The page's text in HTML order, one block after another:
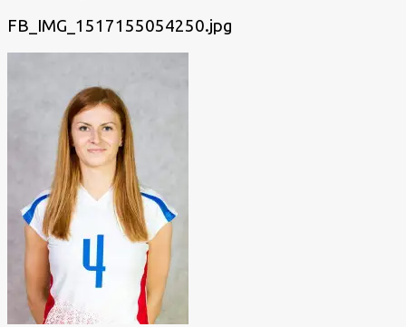
FB_IMG_1517155054250.jpg